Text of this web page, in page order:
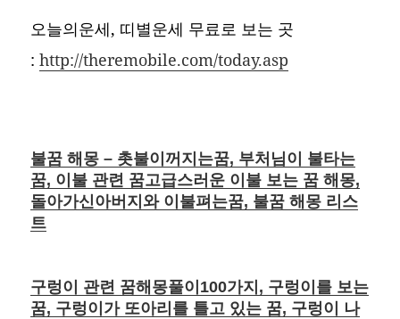
오늘의운세, 띠별운세 무료로 보는 곳
:http://theremobile.com/today.asp
불꿈 해몽 – 촛불이꺼지는꿈, 부처님이 불타는
꿈, 이불 관련 꿈고급스러운 이불 보는 꿈 해몽,
돌아가신아버지와 이불펴는꿈, 불꿈 해몽 리스
트
구렁이 관련 꿈해몽풀이100가지, 구렁이를 보는
꿈, 구렁이가 또아리를 틀고 있는 꿈, 구렁이 나